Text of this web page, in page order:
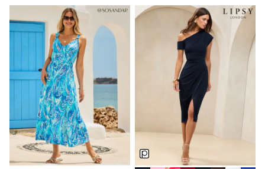
Shirts
Poloshirts
Knitwear & Jumpers
Boys Shoes
Coats & Jackets
Sports & Swimwear
School Bags
Stationery
Underwear & Socks
All Occasionwear
Communion
Wedding
Shirts
Trousers
Shoes